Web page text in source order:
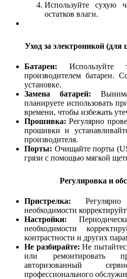
Используйте сухую
остатков влаги.
Уход за электроникой
Батареи: Используйте
производителем батареи.
установке.
Замена батарей:
планируете использовать
времени, чтобы избежать
Прошивка: Регулярно
прошивки и
производителя.
Порты: Очищайте порты
грязи с помощью мягкой
Регулировка и
Пристрелка:
необходимости
Настройки:
необходимости
контрастности и других
Не разбирайте: Не
или ремонтировать
авторизованный
профессионального